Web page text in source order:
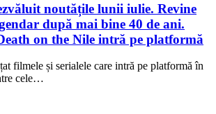
noutățile lunii iulie. Revine
după mai bine 40 de ani.
on the Nile intră pe platformă
filmele și serialele care intră pe platformă în
cele…